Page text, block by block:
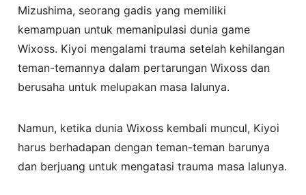
Mizushima, seorang gadis yang memiliki
kemampuan untuk memanipulasi dunia game
Wixoss. Kiyoi mengalami trauma setelah kehilangan
teman-temannya dalam pertarungan Wixoss dan
berusaha untuk melupakan masa lalunya.
Namun, ketika dunia Wixoss kembali muncul, Kiyoi
harus berhadapan dengan teman-teman barunya
dan berjuang untuk mengatasi trauma masa lalunya.